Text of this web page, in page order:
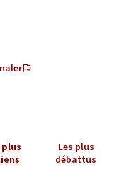
plus
Les plus
débattus